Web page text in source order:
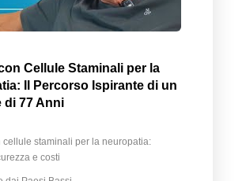
Cellule Staminali per la
Il Percorso Ispirante di un
di 77 Anni
cellule staminali per la neuropatia:
e costi